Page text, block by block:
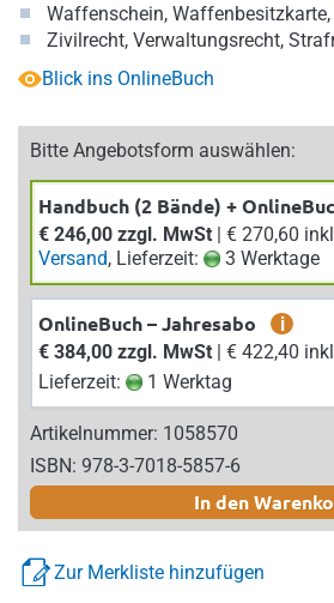
Waffenschein,
Zivilrecht, Verwaltungsrecht,
Blick ins OnlineBuch
Bitte Angebotsform auswählen:
Handbuch (2 Bände) +
€ 246,00 zzgl. MwSt
| € 270,60
Versand, Lieferzeit: 3 Werktage
OnlineBuch – Jahresabo
i
€ 384,00 zzgl. MwSt
| € 422,40
Lieferzeit:
1 Werktag
Artikelnummer: 1058570
ISBN: 978-3-7018-5857-6
In den
Zur Merkliste hinzufügen